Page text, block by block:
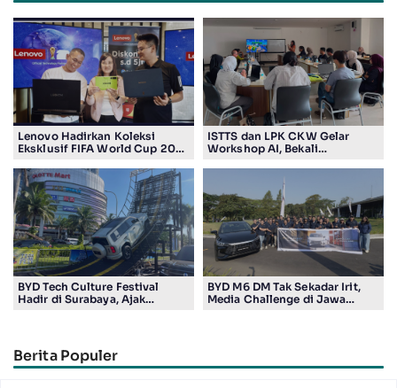
Lenovo Hadirkan Koleksi
Eksklusif FIFA World Cup 2026
Penggemar Teknologi dan
Sepak Bola
ISTTS dan LPK CKW Gelar
Workshop AI, Bekali
BYD Tech Culture Festival
Hadir di Surabaya, Ajak
BYD M6 DM Tak Sekadar Irit,
Media Challenge di Jawa
Berita Populer